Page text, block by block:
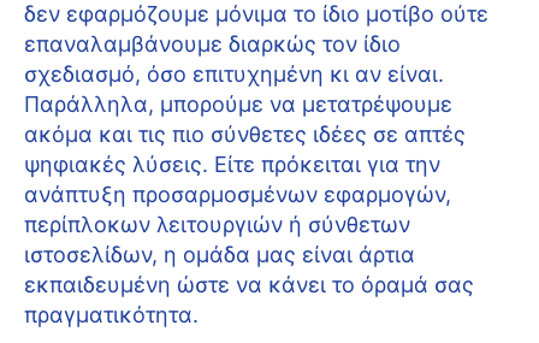
δεν εφαρμόζουμε μόνιμα το ίδιο μοτίβο ούτε
επαναλαμβάνουμε διαρκώς τον ίδιο
σχεδιασμό, όσο επιτυχημένη κι αν είναι.
Παράλληλα, μπορούμε να μετατρέψουμε
ακόμα και τις πιο σύνθετες ιδέες σε απτές
ψηφιακές λύσεις. Είτε πρόκειται για την
ανάπτυξη προσαρμοσμένων εφαρμογών,
περίπλοκων λειτουργιών ή σύνθετων
ιστοσελίδων, η ομάδα μας είναι άρτια
εκπαιδευμένη ώστε να κάνει το όραμά σας
πραγματικότητα.